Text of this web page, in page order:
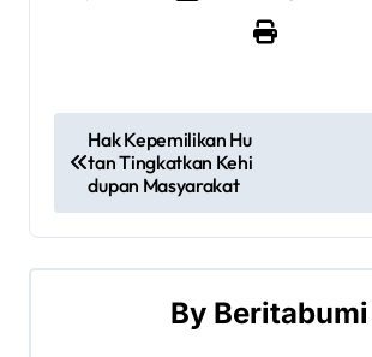
s
t
Hak Kepemilikan Hu
tan Tingkatkan Kehi
dupan Masyarakat
By Beritabumi